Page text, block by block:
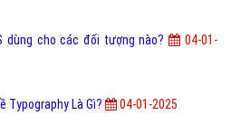
dùng cho các đối tượng nào?
04-01-
Typography Là Gì? 04-01-2025